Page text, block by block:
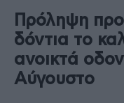
Πρόληψη
δόντια το
ανοικτά
Αύγουστο